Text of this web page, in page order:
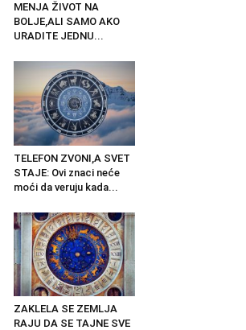
MENJA ŽIVOT NA
BOLJE,ALI SAMO AKO
URADITE JEDNU...
TELEFON ZVONI,A SVET
STAJE: Ovi znaci neće
moći da veruju kada...
ZAKLELA SE ZEMLJA
RAJU DA SE TAJNE SVE